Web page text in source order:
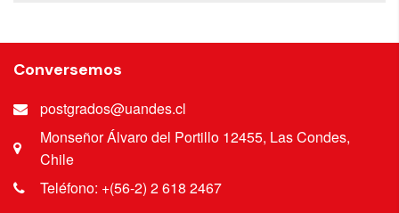
Conversemos
postgrados@uandes.cl
Monseñor Álvaro del Portillo 12455, Las Condes,
Chile
Teléfono: +(56-2) 2 618 2467